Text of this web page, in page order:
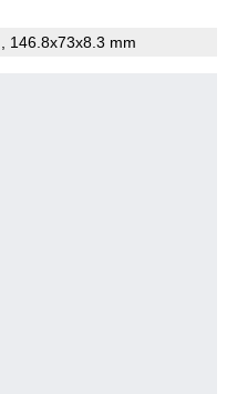
, 146.8x73x8.3 mm